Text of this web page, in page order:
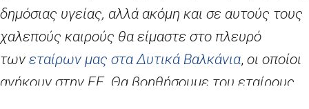
δημόσιας υγείας, αλλά ακόμη και σε αυτούς τους
χαλεπούς καιρούς θα είμαστε στο πλευρό
των εταίρων μας στα Δυτικά Βαλκάνια, οι οποίοι
ανήκουν στην ΕΕ. Θα βοηθήσουμε του εταίρους